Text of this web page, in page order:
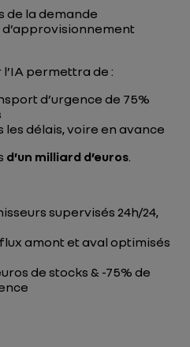
de la demande
permettra de :
d’urgence de 75%
délais, voire en avance
d’un milliard d’euros.
supervisés 24h/24,
flux amont et aval optimisés
de stocks & -75% de